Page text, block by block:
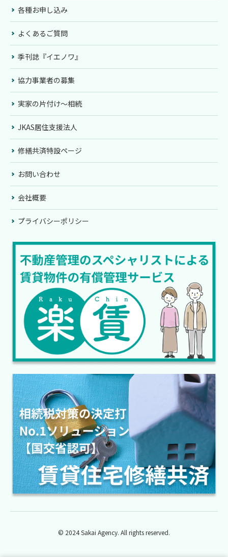
各種お申し込み
よくあるご質問
季刊誌『イエノワ』
協力事業者の募集
実家の片付け〜相続
JKAS居住支援法人
修繕共済特設ページ
お問い合わせ
会社概要
プライバシーポリシー
© 2024 Sakai Agency. All rights reserved.